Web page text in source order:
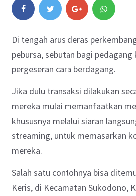
Di tengah arus deras
pebursa, sebutan bagi
pergeseran cara berdagang.
Jika dulu transaksi dilakukan
mereka mulai memanfaatkan
khususnya melalui siaran
streaming, untuk memasarkan
mereka.
Salah satu contohnya bisa
Keris, di Kecamatan Sukodono,